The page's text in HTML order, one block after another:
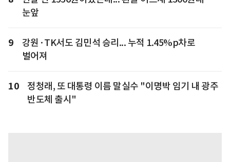
눈앞
9
강원·TK서도 김민석 승리... 누적 1.45%p차로
벌어져
10
정청래, 또 대통령 이름 말실수 "이명박 임기 내 광주
반도체 출시"